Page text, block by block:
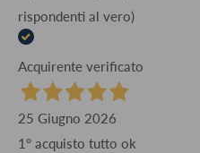
rispondenti al vero)
Acquirente verificato
25 Giugno 2026
1° acquisto tutto ok